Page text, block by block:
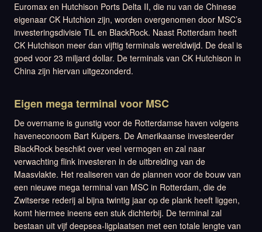
Euromax en Hutchison Ports Delta II, die nu van de Chinese
eigenaar CK Hutchion zijn, worden overgenomen door MSC’s
investeringsdivisie TiL en BlackRock. Naast Rotterdam heeft
CK Hutchison meer dan vijftig terminals wereldwijd. De deal is
goed voor 23 miljard dollar. De terminals van CK Hutchison in
China zijn hiervan uitgezonderd.
Eigen mega terminal voor MSC
De overname is gunstig voor de Rotterdamse haven volgens
haveneconoom Bart Kuipers. De Amerikaanse investeerder
BlackRock beschikt over veel vermogen en zal naar
verwachting flink investeren in de uitbreiding van de
Maasvlakte. Het realiseren van de plannen voor de bouw van
een nieuwe mega terminal van MSC in Rotterdam, die de
Zwitserse rederij al bijna twintig jaar op de plank heeft liggen,
komt hiermee ineens een stuk dichterbij. De terminal zal
bestaan uit vijf deepsea-ligplaatsen met een totale lengte van